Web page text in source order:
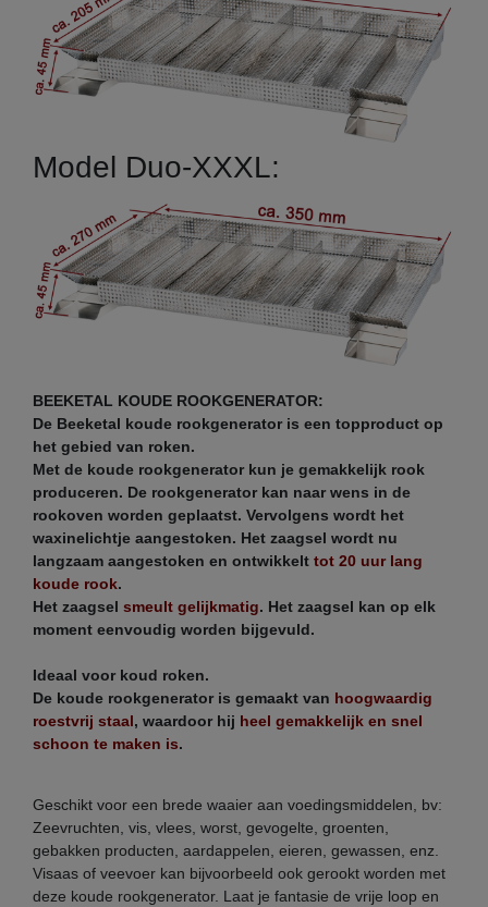
Model Duo-XXXL:
BEEKETAL KOUDE ROOKGENERATOR:
De Beeketal koude rookgenerator is een topproduct op
het gebied van roken.
Met de koude rookgenerator kun je gemakkelijk rook
produceren. De rookgenerator kan naar wens in de
rookoven worden geplaatst. Vervolgens wordt het
waxinelichtje aangestoken. Het zaagsel wordt nu
langzaam aangestoken en ontwikkelt tot 20 uur lang
koude rook.
Het zaagsel smeult gelijkmatig. Het zaagsel kan op elk
moment eenvoudig worden bijgevuld.
Ideaal voor koud roken.
De koude rookgenerator is gemaakt van hoogwaardig
roestvrij staal, waardoor hij heel gemakkelijk en snel
schoon te maken is.
Geschikt voor een brede waaier aan voedingsmiddelen, bv:
Zeevruchten, vis, vlees, worst, gevogelte, groenten,
gebakken producten, aardappelen, eieren, gewassen, enz.
Visaas of veevoer kan bijvoorbeeld ook gerookt worden met
deze koude rookgenerator. Laat je fantasie de vrije loop en